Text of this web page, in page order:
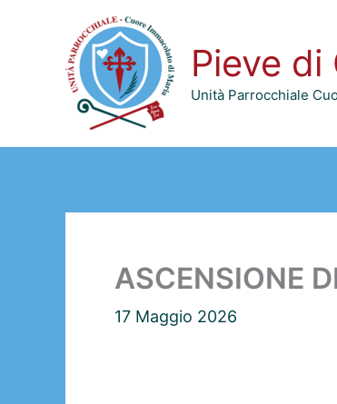
contenuto
Pieve
Unità Parrocchiale
ASCENSIONE
17 Maggio 2026